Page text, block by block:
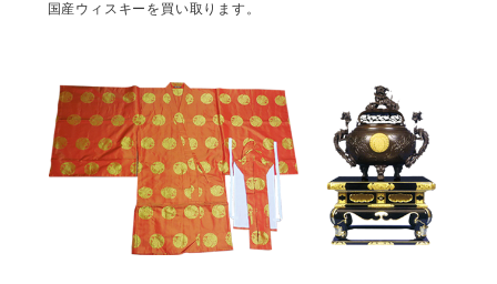
国産ウィスキーを買い取ります。